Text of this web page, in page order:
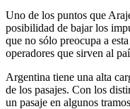
Uno de los puntos que
posibilidad de bajar los
que no sólo preocupa a
operadores que sirven al
Argentina tiene una alta
de los pasajes. Con los
un pasaje en algunos